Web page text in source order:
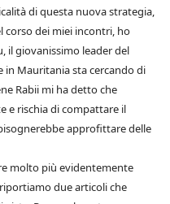
di questa nuova strategia,
corso dei miei incontri, ho
il giovanissimo leader del
in Mauritania sta cercando di
Rabii mi ha detto che
e rischia di compattare il
approfittare delle
molto più evidentemente
due articoli che